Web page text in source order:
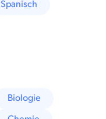
Spanisch
Biologie